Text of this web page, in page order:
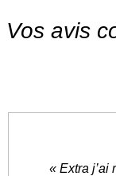
Vos avis
« Extra j’ai